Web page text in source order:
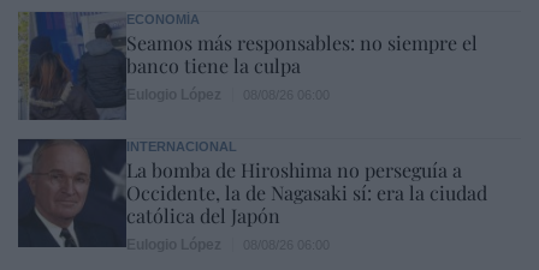
ECONOMÍA
Seamos más responsables: no siempre el
banco tiene la culpa
INTERNACIONAL
La bomba de Hiroshima no perseguía a
Occidente, la de Nagasaki sí: era la ciudad
católica del Japón